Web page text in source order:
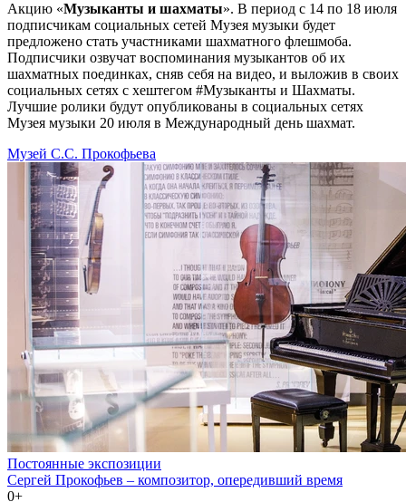
Акцию «Музыканты и шахматы». В период с 14 по 18 июля
подписчикам социальных сетей Музея музыки будет
предложено стать участниками шахматного флешмоба.
Подписчики озвучат воспоминания музыкантов об их
шахматных поединках, сняв себя на видео, и выложив в своих
социальных сетях с хештегом #Музыканты и Шахматы.
Лучшие ролики будут опубликованы в социальных сетях
Музея музыки 20 июля в Международный день шахмат.
Музей С.С. Прокофьева
Постоянные экспозиции
Сергей Прокофьев – композитор, опередивший время
0+